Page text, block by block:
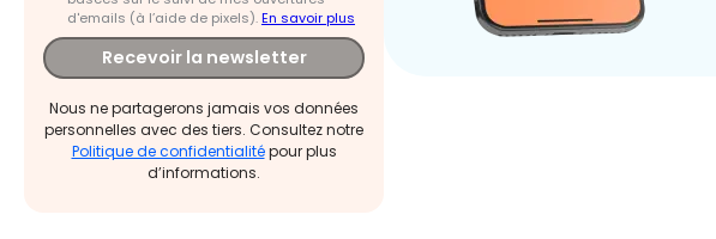
d'emails (à l’aide de pixels).En savoir plus
Recevoir la newsletter
Nous ne partagerons jamais vos données
personnelles avec des tiers. Consultez notre
Politique de confidentialitépour plus
d’informations.